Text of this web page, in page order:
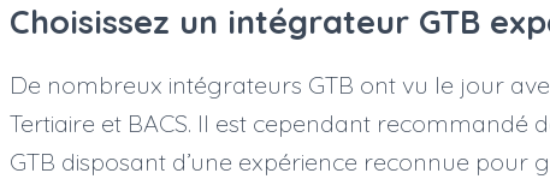
Choisissez un intégrateur GTB
De nombreux intégrateurs GTB ont vu le jour
Tertiaire et BACS. Il est cependant recommandé
GTB disposant d’une expérience reconnue pour